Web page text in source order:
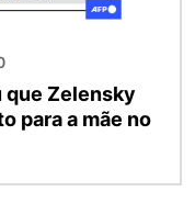
que Zelensky
para a mãe no